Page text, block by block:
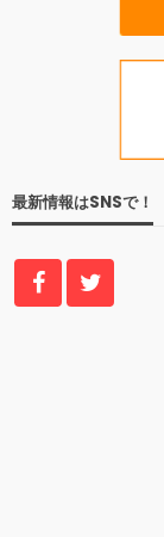
最新情報はSNSで！